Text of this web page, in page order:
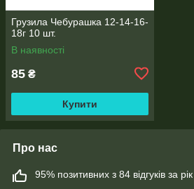
Грузила Чебурашка 12-14-16-
18г 10 шт.
В наявності
85 ₴
Купити
Про нас
95% позитивних з 84 відгуків за рік